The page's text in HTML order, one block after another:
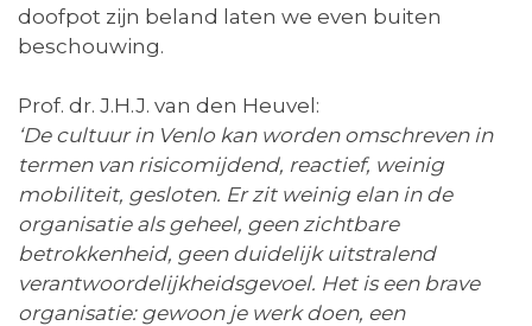
doofpot zijn beland laten we even buiten
beschouwing.
Prof. dr. J.H.J. van den Heuvel:
‘De cultuur in Venlo kan worden omschreven in
termen van risicomijdend, reactief, weinig
mobiliteit, gesloten. Er zit weinig elan in de
organisatie als geheel, geen zichtbare
betrokkenheid, geen duidelijk uitstralend
verantwoordelijkheidsgevoel. Het is een brave
organisatie: gewoon je werk doen, een